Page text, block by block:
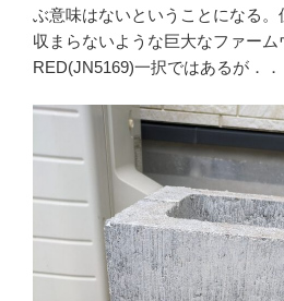
ぶ意味はないということになる。
収まらないような巨大なファー
RED(JN5169)一択ではあるが．．